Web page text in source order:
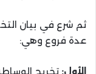
ثم شرع في بيان
عدة فروع وهي:
الأول: تخريج